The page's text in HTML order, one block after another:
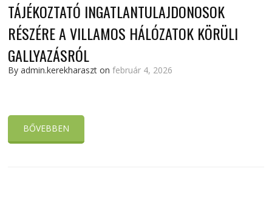
TÁJÉKOZTATÓ INGATLANTULAJDONOSOK
RÉSZÉRE A VILLAMOS HÁLÓZATOK KÖRÜLI
GALLYAZÁSRÓL
By admin.kerekharaszt onfebruár 4, 2026
BŐVEBBEN